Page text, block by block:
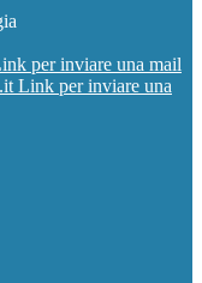
per inviare una mail
Link per inviare una